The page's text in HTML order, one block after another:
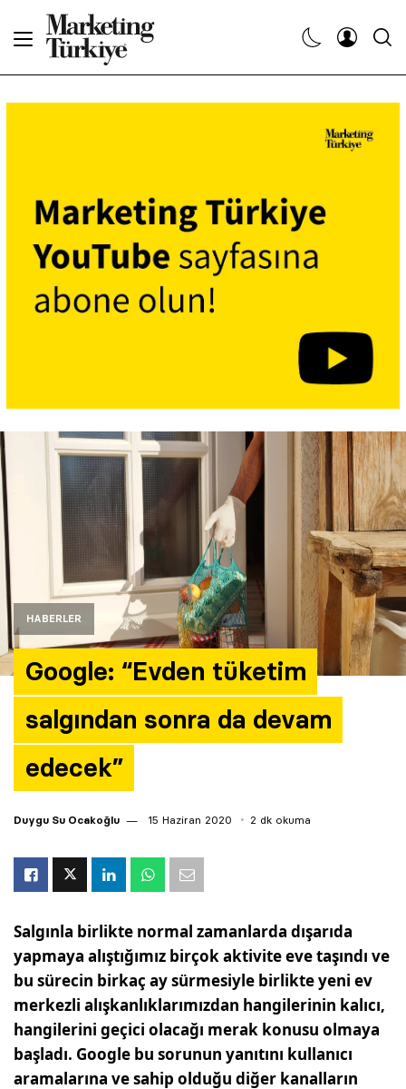
HABERLER
Google: “Evden tüketim
salgından sonra da devam
edecek”
Duygu Su Ocakoğlu 15 Haziran 2020 2 dk okuma
Salgınla birlikte normal zamanlarda dışarıda
yapmaya alıştığımız birçok aktivite eve taşındı ve
bu sürecin birkaç ay sürmesiyle birlikte yeni ev
merkezli alışkanlıklarımızdan hangilerinin kalıcı,
hangilerini geçici olacağı merak konusu olmaya
başladı. Google bu sorunun yanıtını kullanıcı
aramalarına ve sahip olduğu diğer kanalların
Dergiler
Etkinlikler
Araştırma